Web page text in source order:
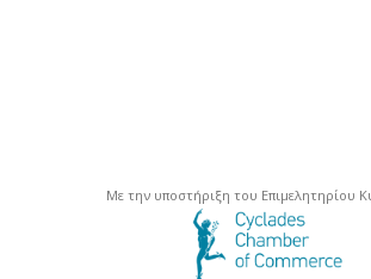
Με την υποστήριξη του Επιμελητηρίου